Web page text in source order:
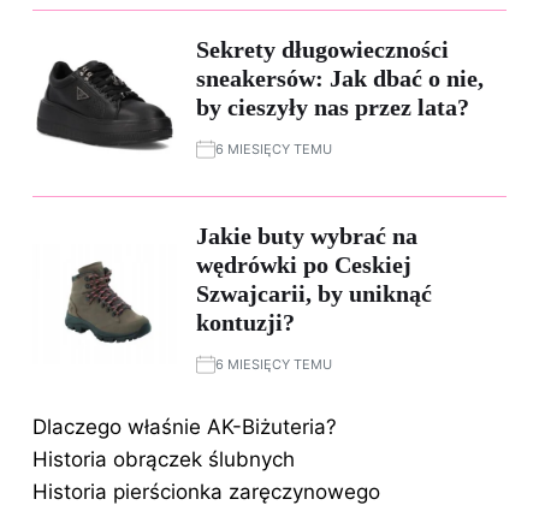
Sekrety długowieczności
sneakersów: Jak dbać o nie,
by cieszyły nas przez lata?
6 MIESIĘCY TEMU
Jakie buty wybrać na
wędrówki po Ceskiej
Szwajcarii, by uniknąć
kontuzji?
6 MIESIĘCY TEMU
Dlaczego właśnie AK-Biżuteria?
Historia obrączek ślubnych
Historia pierścionka zaręczynowego